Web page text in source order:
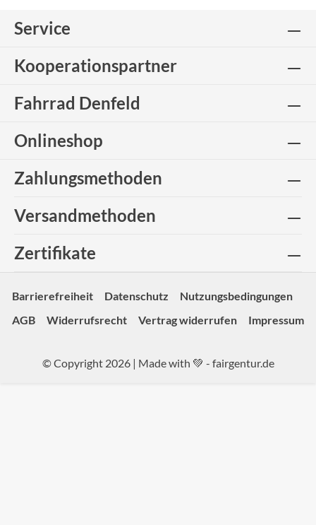
Service
Kooperationspartner
Fahrrad Denfeld
Onlineshop
Zahlungsmethoden
Versandmethoden
Zertifikate
Barrierefreiheit Datenschutz
Nutzungsbedingungen
AGB
Widerrufsrecht Vertrag widerrufen Impressum
© Copyright 2026 | Made with 💚 - fairgentur.de